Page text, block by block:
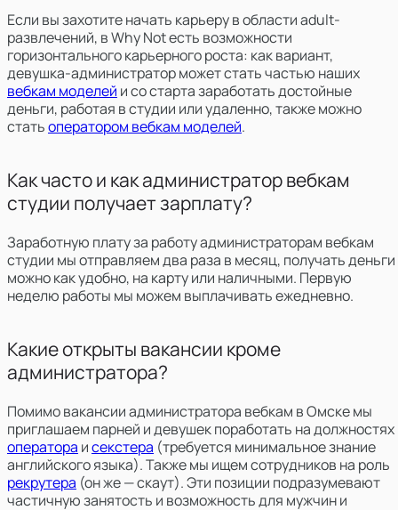
Если вы захотите начать карьеру в области adult-
развлечений, в Why Not есть возможности
горизонтального карьерного роста: как вариант,
девушка-администратор может стать частью наших
вебкам моделей и со старта заработать достойные
деньги, работая в студии или удаленно, также можно
статьоператором вебкам моделей.
Как часто и как администратор вебкам
студии получает зарплату?
Заработную плату за работу администраторам вебкам
студии мы отправляем два раза в месяц, получать деньги
можно как удобно, на карту или наличными. Первую
неделю работы мы можем выплачивать ежедневно.
Какие открыты вакансии кроме
администратора?
Помимо вакансии администратора вебкам в Омске мы
приглашаем парней и девушек поработать на должностях
оператора исекстера (требуется минимальное знание
английского языка). Также мы ищем сотрудников на роль
рекрутера (он же — скаут). Эти позиции подразумевают
частичную занятость и возможность для мужчин и